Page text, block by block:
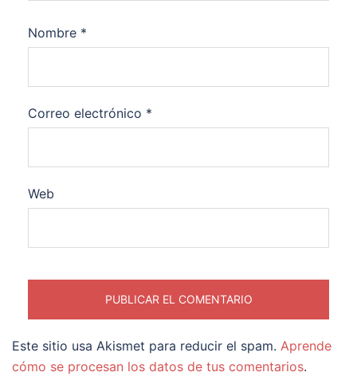
Nombre *
Correo electrónico *
Web
Este sitio usa Akismet para reducir el spam. Aprende
cómo se procesan los datos de tus comentarios.